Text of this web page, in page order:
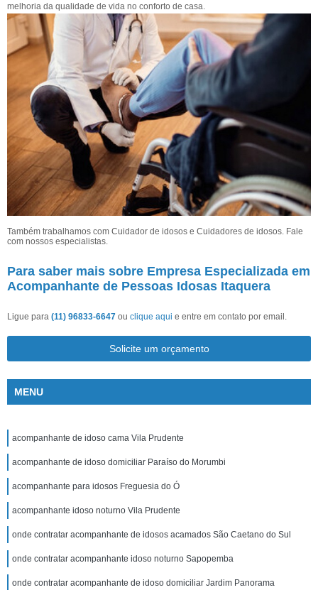
melhoria da qualidade de vida no conforto de casa.
Também trabalhamos com Cuidador de idosos e Cuidadores de idosos. Fale
com nossos especialistas.
Para saber mais sobre Empresa Especializada em
Acompanhante de Pessoas Idosas Itaquera
Ligue para (11) 96833-6647 ou clique aqui e entre em contato por email.
Solicite um orçamento
MENU
acompanhante de idoso cama Vila Prudente
acompanhante de idoso domiciliar Paraíso do Morumbi
acompanhante para idosos Freguesia do Ó
acompanhante idoso noturno Vila Prudente
onde contratar acompanhante de idosos acamados São Caetano do Sul
onde contratar acompanhante idoso noturno Sapopemba
onde contratar acompanhante de idoso domiciliar Jardim Panorama